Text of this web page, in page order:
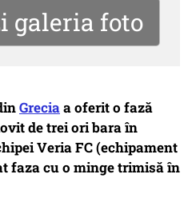
galeria foto
Greciaa oferit o fază
de trei ori bara în
Veria FC (echipament
faza cu o minge trimisă în